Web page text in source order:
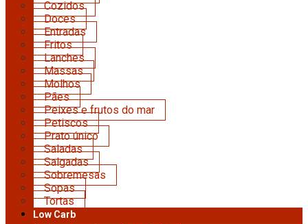
Cozidos
Doces
Entradas
Fritos
Lanches
Massas
Molhos
Pães
Peixes e frutos do mar
Petiscos
Prato único
Saladas
Salgadas
Sobremesas
Sopas
Tortas
Low Carb